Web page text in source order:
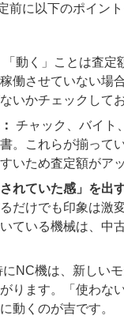
前に以下のポイン
「動く」ことは査定
働させていない場
いかチェックして
チャック、バイト
。これらが揃って
いため査定額がア
れていた感」を出
だけでも印象は激
ている機械は、中
にNC機は、新しい
ります。「使わな
動くのが吉です。